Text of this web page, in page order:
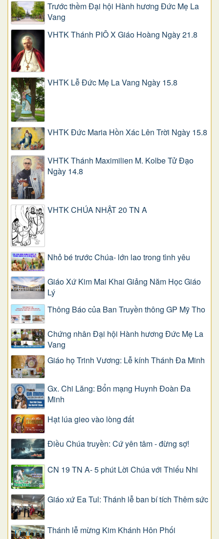
Trước thềm Đại hội Hành hương Đức Mẹ La
Vang
VHTK Thánh PIÔ X Giáo Hoàng Ngày 21.8
VHTK Lễ Đức Mẹ La Vang Ngày 15.8
VHTK Đức Maria Hồn Xác Lên Trời Ngày 15.8
VHTK Thánh Maximilien M. Kolbe Tử Đạo
Ngày 14.8
VHTK CHÚA NHẬT 20 TN A
Nhỏ bé trước Chúa- lớn lao trong tình yêu
Giáo Xứ Kim Mai Khai Giảng Năm Học Giáo
Lý
Thông Báo của Ban Truyền thông GP Mỹ Tho
Chứng nhân Đại hội Hành hương Đức Mẹ La
Vang
Giáo họ Trinh Vương: Lễ kính Thánh Đa Minh
Gx. Chi Lăng: Bổn mạng Huynh Đoàn Đa
Minh
Hạt lúa gieo vào lòng đất
Điều Chúa truyền: Cứ yên tâm - đừng sợ!
CN 19 TN A- 5 phút Lời Chúa với Thiếu Nhi
Giáo xứ Ea Tul: Thánh lễ ban bí tích Thêm sức
Thánh lễ mừng Kim Khánh Hôn Phối